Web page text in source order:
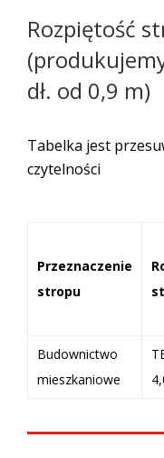
Rozpiętość
dł. od 0,9 m)
Tabelka jest
czytelności
Przeznaczenie
stropu
Budownictwo
mieszkaniowe